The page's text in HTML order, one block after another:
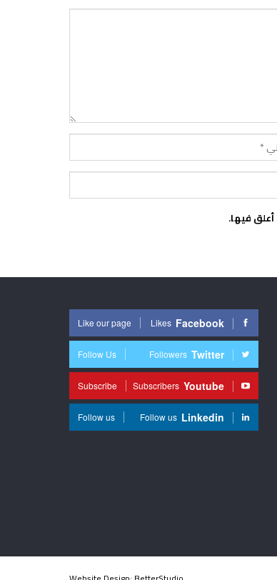
فيها.
Facebook
Likes
Like our page
Twitter
Followers
Follow Us
Youtube
Subscribers
Subscribe
Linkedin
Follow us
Follow us